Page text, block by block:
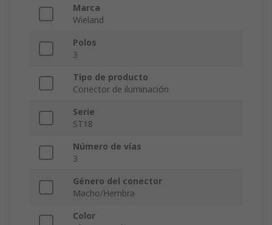
Marca
Wieland
Polos
3
Tipo de producto
Conector de iluminación
Serie
ST18
Número de vías
3
Género del conector
Macho/Hembra
Color